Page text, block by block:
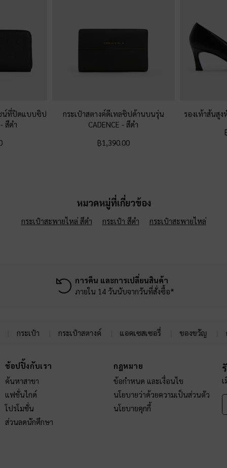
ซน์ที่ปิดแบบซิป
-สีดำ
กระเป๋าสตางค์ดีเทลซิปด้านบนรุ่น
CADENCE-สีดำ
฿1,390.00
รองเท้าส้นสู
หมวดหมู่ที่เกี่ยวข้อง
กระเป๋าสะพายไหล่ สีดำ กระเป๋า สีดำ กระเป๋าสะพายไหล่
การคืน และการเปลี่ยนสินค้า
ภายใน 14 วันนับจากวันที่สั่งซื้อ*
กระเป๋า กระเป๋าสตางค์ แอคเซสเซอรี่ ของขวัญ
ช้อปปิ้งกับเรา
ค้นหาสาขา
แฟชั่นไกด์
โปรโมชั่น
ส่วนลดนักศึกษา
กฎหมาย
ข้อกำหนด และเงื่อนไข
นโยบายว่าด้วยความเป็นส่วนตัว
นโยบายคุกกี้